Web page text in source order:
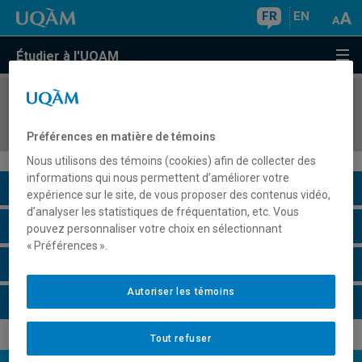
FR EN
Étudier à l'UQAM
COURS//
Description du cours
Horaire - Été 2026
Préférences en matière de témoins
Nous utilisons des témoins (cookies) afin de collecter des
informations qui nous permettent d’améliorer votre
expérience sur le site, de vous proposer des contenus vidéo,
d’analyser les statistiques de fréquentation, etc. Vous
pouvez personnaliser votre choix en sélectionnant
« Préférences ».
Tout refuser
Autoriser les témoins